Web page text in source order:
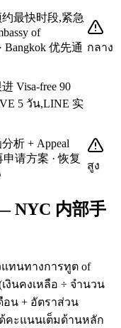
最快时段,紧急
of
Bangkok 优先通 กลาง
Visa-free 90
5 วัน,LINE 实
析 + Appeal
申请方案 · 恢复
สูง
NYC 内部手
ทนทางการทูต of
เงินคงเหลือ ÷ จำนวน
อน + อัตราส่วน
คะแนนเต็มด้านหลัก